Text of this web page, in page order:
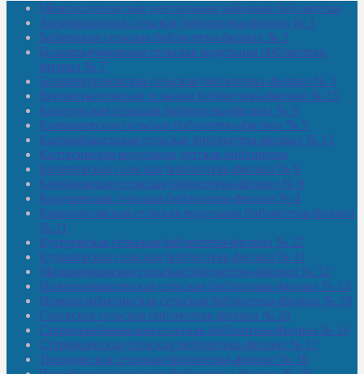
Межпоселенческая центральная районная библиотека
Амзибашевская сельская библиотека-филиал № 1
Бабаевская сельская библиотека-филиал № 2
Большекачаковская сельская модельная библиотека-
филиал № 7
Большекуразовская сельская библиотека-филиал № 3
Верхнетыхтемская сельская библиотека-филиал № 15
Калегинская сельская библиотека-филиал № 6
Калмашевская сельская библиотека-филиал № 5
Калмиябашевская сельская библиотека-филиал № 13
Калтасинская модельная детская библиотека
Кельтеевская сельская библиотека-филиал № 8
Киебаковская сельская библиотека-филиал № 9
Кокушевская сельская библиотека-филиал № 4
Краснохолмская сельская модельная библиотека-филиал
№ 21
Кутеремская сельская библиотека-филиал № 22
Кучашевская сельская библиотека-филиал № 11
Малокачаковская сельская библиотека-филиал № 12
Нижнекачмашевская сельская библиотека-филиал № 14
Новокильбахтинская сельская библиотека-филиал № 19
Сазовская сельская библиотека-филиал № 20
Староорьебашевская сельская библиотека-филиал № 16
Старояшевская сельская библиотека-филиал № 17
Тюльдинская сельская библиотека-филиал № 18